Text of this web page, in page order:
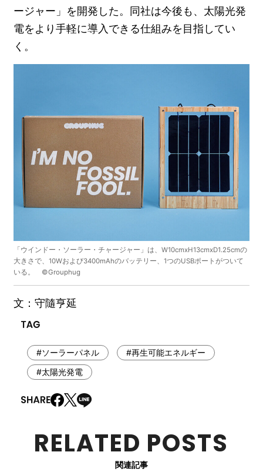
ージャー」を開発した。同社は今後も、太陽光発
電をより手軽に導入できる仕組みを目指してい
く。
「ウインドー・ソーラー・チャージャー」は、W10cmxH13cmxD1.25cmの
大きさで、10Wおよび3400mAhのバッテリー、1つのUSBポートがついて
いる。 ©Grouphug
文：守隨亨延
#ソーラーパネル
#再生可能エネルギー
#太陽光発電
RELATED POSTS
関連記事